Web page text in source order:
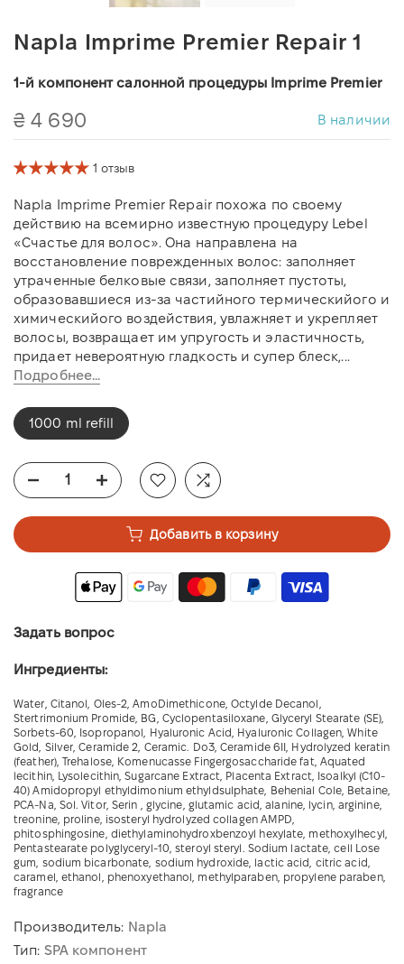
Napla Imprime Premier Repair 1
1-й компонент салонной процедуры Imprime Premier
₴ 4 690 В наличии
1 отзыв
Napla Imprime Premier Repair похожа по своему
действию на всемирно известную процедуру Lebel
«Счастье для волос». Она направлена на
восстановление поврежденных волос: заполняет
утраченные белковые связи, заполняет пустоты,
образовавшиеся из-за частийного термическийого и
химическийого воздействия, увлажняет и укрепляет
волосы, возвращает им упругость и эластичность,
придает невероятную гладкость и супер блеск,...
Подробнее...
1000 ml refill
Добавить в корзину
Задать вопрос
Ингредиенты:
Water, Citanol, Oles-2, AmoDimethicone, Octylde Decanol,
Stertrimonium Promide, BG, Cyclopentasiloxane, Glyceryl Stearate (SE),
Sorbets-60, Isopropanol, Hyaluronic Acid, Hyaluronic Collagen, White
Gold, Silver, Ceramide 2, Ceramic. Do3, Ceramide 6II, Hydrolyzed keratin
(feather), Trehalose, Komenucasse Fingergosaccharide fat, Aquated
lecithin, Lysolecithin, Sugarcane Extract, Placenta Extract, Isoalkyl (C10-
40) Amidopropyl ethyldimonium ethyldsulphate, Behenial Cole, Betaine,
PCA-Na, Sol. Vitor, Serin , glycine, glutamic acid, alanine, lycin, arginine,
treonine, proline, isosteryl hydrolyzed collagen AMPD,
phitosphingosine, diethylaminohydroxbenzoyl hexylate, methoxylhecyl,
Pentastearate polyglyceryl-10, steroyl steryl. Sodium lactate, cell Lose
gum, sodium bicarbonate, sodium hydroxide, lactic acid, citric acid,
caramel, ethanol, phenoxyethanol, methylparaben, propylene paraben,
fragrance
Производитель: Napla
Тип: SPA компонент